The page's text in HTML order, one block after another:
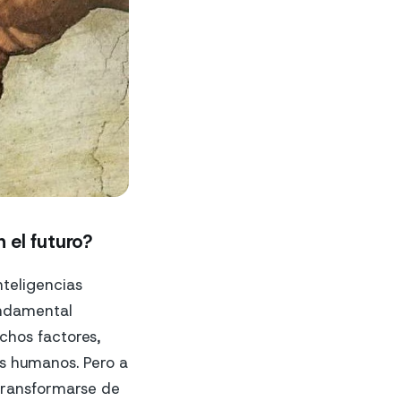
el futuro?
factores,
humanos. Pero a
de